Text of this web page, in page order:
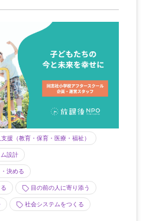
援（教育・保育・医療・福祉）
設計
決める
目の前の人に寄り添う
社会システムをつくる